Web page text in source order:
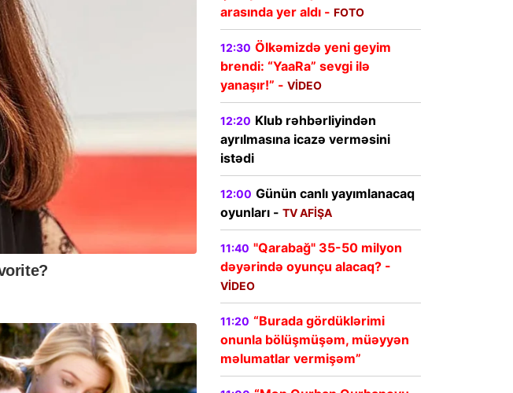
arasında yer aldı - FOTO
12:30 Ölkəmizdə yeni geyim
brendi: “YaaRa” sevgi ilə
yanaşır!” - VİDEO
12:20 Klub rəhbərliyindən
ayrılmasına icazə verməsini
istədi
12:00 Günün canlı yayımlanacaq
oyunları - TV AFİŞA
11:40 "Qarabağ" 35-50 milyon
dəyərində oyunçu alacaq? -
VİDEO
11:20 “Burada gördüklərimi
onunla bölüşmüşəm, müəyyən
məlumatlar vermişəm”